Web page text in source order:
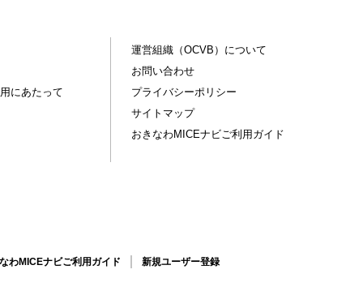
にあたって
運営組織（OCVB）について
お問い合わせ
プライバシーポリシー
サイトマップ
おきなわMICEナビご利用ガイド
わMICEナビご利用ガイド 新規ユーザー登録